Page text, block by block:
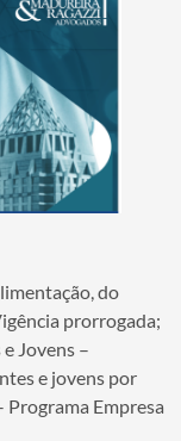
do
prorrogada;
Jovens –
e jovens por
Empresa